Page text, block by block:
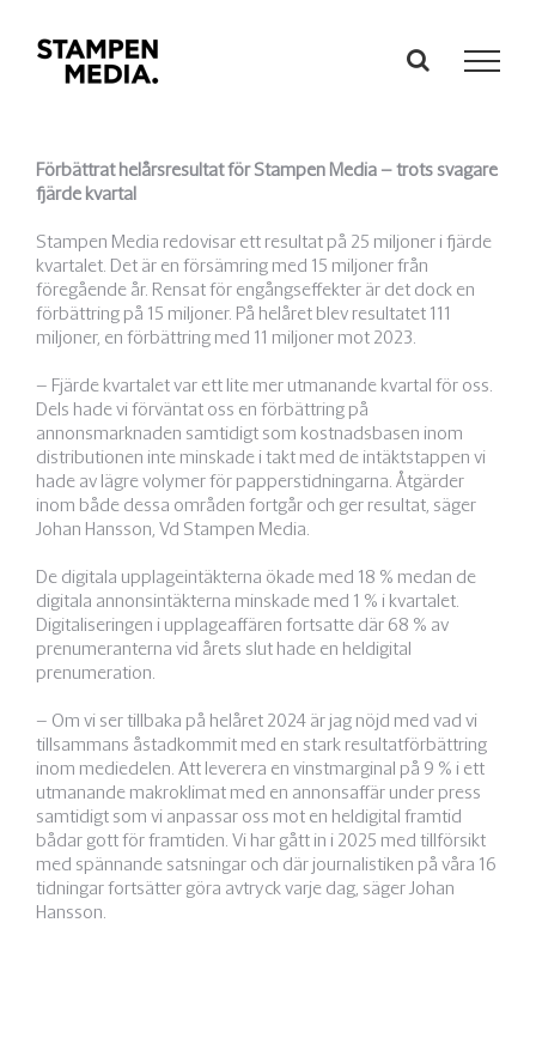
innehållet
Förbättrat helårsresultat för Stampen Media – trots svagare
fjärde kvartal
Stampen Media redovisar ett resultat på 25 miljoner i fjärde
kvartalet. Det är en försämring med 15 miljoner från
föregående år. Rensat för engångseffekter är det dock en
förbättring på 15 miljoner. På helåret blev resultatet 111
miljoner, en förbättring med 11 miljoner mot 2023.
– Fjärde kvartalet var ett lite mer utmanande kvartal för oss.
Dels hade vi förväntat oss en förbättring på
annonsmarknaden samtidigt som kostnadsbasen inom
distributionen inte minskade i takt med de intäktstappen vi
hade av lägre volymer för papperstidningarna. Åtgärder
inom både dessa områden fortgår och ger resultat, säger
Johan Hansson, Vd Stampen Media.
De digitala upplageintäkterna ökade med 18 % medan de
digitala annonsintäkterna minskade med 1 % i kvartalet.
Digitaliseringen i upplageaffären fortsatte där 68 % av
prenumeranterna vid årets slut hade en heldigital
prenumeration.
– Om vi ser tillbaka på helåret 2024 är jag nöjd med vad vi
tillsammans åstadkommit med en stark resultatförbättring
inom mediedelen. Att leverera en vinstmarginal på 9 % i ett
utmanande makroklimat med en annonsaffär under press
samtidigt som vi anpassar oss mot en heldigital framtid
bådar gott för framtiden. Vi har gått in i 2025 med tillförsikt
med spännande satsningar och där journalistiken på våra 16
tidningar fortsätter göra avtryck varje dag, säger Johan
Hansson.